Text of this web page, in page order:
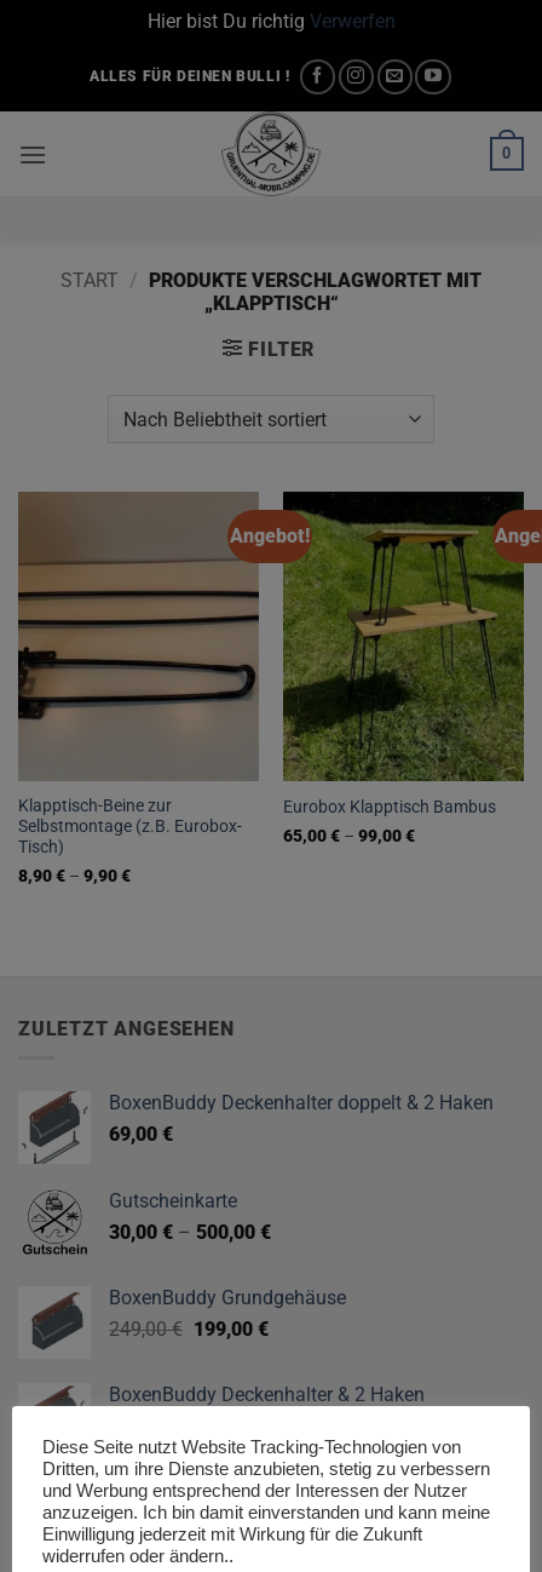
Hier bist Du richtig Verwerfen
springen
ALLES FÜR DEINEN BULLI !
0
START / PRODUKTE VERSCHLAGWORTET MIT
„KLAPPTISCH“
FILTER
Angebot!
Klapptisch-Beine zur
Selbstmontage (z.B. Eurobox-
Tisch)
8,90€– 9,90€
auf.
können
auf
der
gewählt
werden
Eurobox Klapptisch Bambus
65,00€– 99,00€
auf
ZULETZT ANGESEHEN
BoxenBuddy Deckenhalter doppelt & 2 Haken
69,00 €
Gutscheinkarte
30,00 € – 500,00 €
BoxenBuddy Grundgehäuse
249,00€ Ursprünglicher
249,00 €
199,00 €Aktueller
199,00 €.
BoxenBuddy Deckenhalter & 2 Haken
TOP SELLER
Diese Seite nutzt Website Tracking-Technologien von
Dritten, um ihre Dienste anzubieten, stetig zu verbessern
und Werbung entsprechend der Interessen der Nutzer
anzuzeigen. Ich bin damit einverstanden und kann meine
Einwilligung jederzeit mit Wirkung für die Zukunft
widerrufen oder ändern..